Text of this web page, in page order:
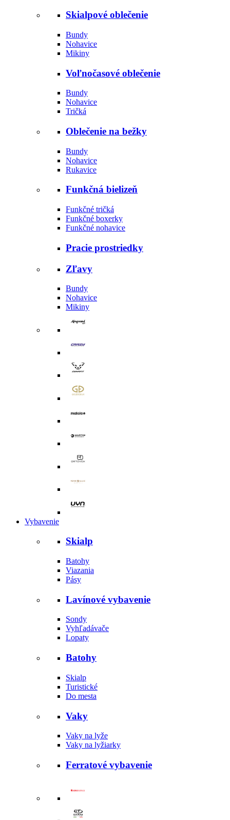
Skialpové oblečenie
Bundy
Nohavice
Mikiny
Voľnočasové oblečenie
Bundy
Nohavice
Tričká
Oblečenie na bežky
Bundy
Nohavice
Rukavice
Funkčná bielizeň
Funkčné tričká
Funkčné boxerky
Funkčné nohavice
Pracie prostriedky
Zľavy
Bundy
Nohavice
Mikiny
Vybavenie
Skialp
Batohy
Viazania
Pásy
Lavínové vybavenie
Sondy
Vyhľadávače
Lopaty
Batohy
Skialp
Turistické
Do mesta
Vaky
Vaky na lyže
Vaky na lyžiarky
Ferratové vybavenie